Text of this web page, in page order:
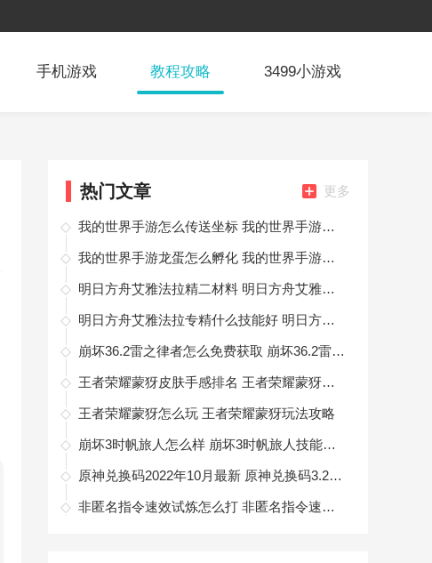
手机游戏 教程攻略 3499小游戏
热门文章 更多
我的世界手游怎么传送坐标 我的世界手游怎么设置传送点
我的世界手游龙蛋怎么孵化 我的世界手游龙蛋孵化方法介绍
明日方舟艾雅法拉精二材料 明日方舟艾雅法拉专三材料大全
明日方舟艾雅法拉专精什么技能好 明日方舟艾雅法拉技能专精推荐
崩坏36.2雷之律者怎么免费获取 崩坏36.2雷之律者免费获取方法一览
王者荣耀蒙犽皮肤手感排名 王者荣耀蒙犽哪个皮肤手感最好
王者荣耀蒙犽怎么玩 王者荣耀蒙犽玩法攻略
崩坏3时帆旅人怎么样 崩坏3时帆旅人技能介绍
原神兑换码2022年10月最新 原神兑换码3.2大全
非匿名指令速效试炼怎么打 非匿名指令速效试炼打法攻略一览